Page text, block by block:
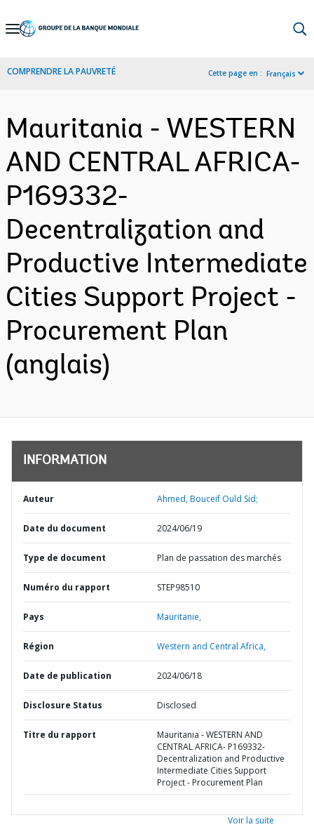
Skip
Navigation
COMPRENDRE LA PAUVRETÉ Cette page en : Français
Mauritania - WESTERN
AND CENTRAL AFRICA-
P169332-
Decentralization and
Productive Intermediate
Cities Support Project -
Procurement Plan
(anglais)
INFORMATION
Auteur Ahmed, Bouceif Ould Sid;
Date du document 2024/06/19
Type de document Plan de passation des marchés
Numéro du rapport STEP98510
Pays Mauritanie,
Région Western and Central Africa,
Date de publication 2024/06/18
Disclosure Status Disclosed
Titre du rapport
Mauritania - WESTERN AND
CENTRAL AFRICA- P169332-
Decentralization and Productive
Intermediate Cities Support
Project - Procurement Plan
Voir la suite